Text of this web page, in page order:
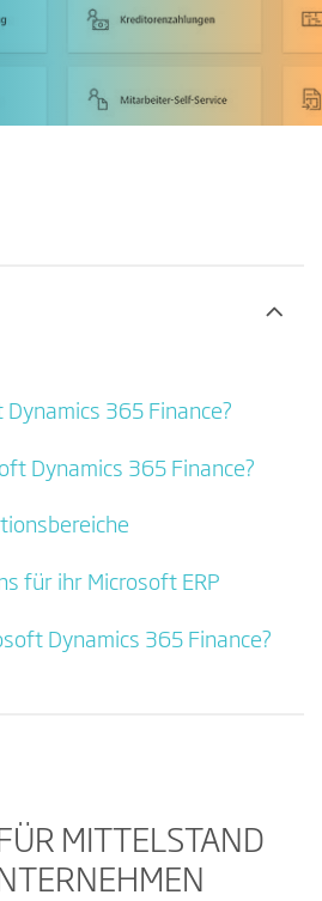
365 Finance?
Dynamics 365 Finance?
für ihr Microsoft ERP
Dynamics 365 Finance?
MITTELSTAND